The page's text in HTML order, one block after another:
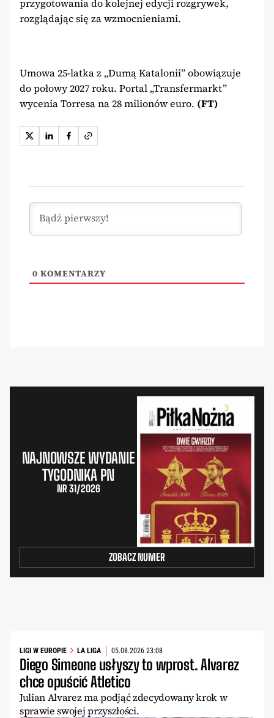
przygotowania do kolejnej edycji rozgrywek,
rozglądając się za wzmocnieniami.
Umowa 25-latka z „Dumą Katalonii” obowiązuje
do połowy 2027 roku. Portal „Transfermarkt”
wycenia Torresa na 28 milionów euro. (FT)
0 KOMENTARZY
NAJNOWSZE WYDANIE
TYGODNIKA PN
NR 31/2026
ZOBACZ NUMER
LIGI W EUROPIE LA LIGA 05.08.2026 23:08
Diego Simeone usłyszy to wprost. Alvarez
chce opuścić Atletico
Julian Alvarez ma podjąć zdecydowany krok w
sprawie swojej przyszłości.